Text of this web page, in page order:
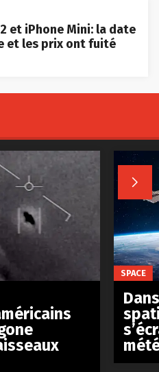
et iPhone Mini: la date
et les prix ont fuité

SPACE